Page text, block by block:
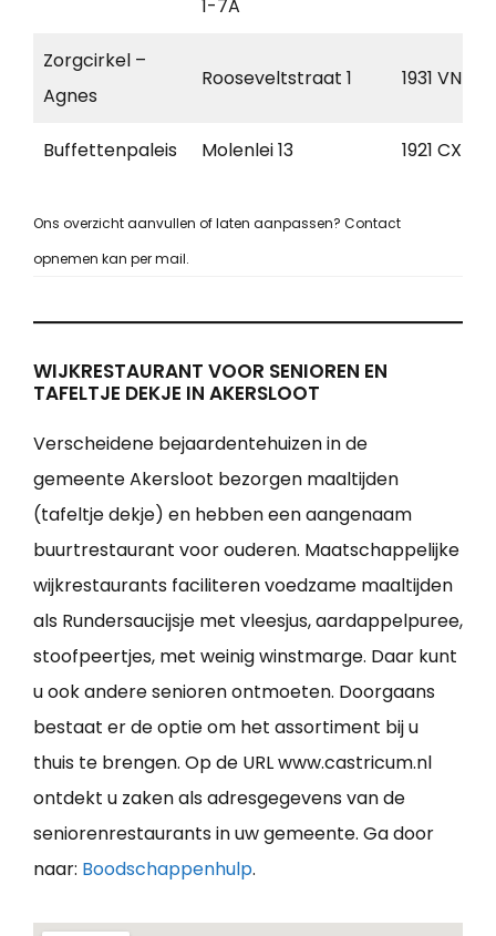
1-7A
Zorgcirkel –
Agnes
Rooseveltstraat 1 1931 VN
Buffettenpaleis Molenlei 13 1921 CX
Ons overzicht aanvullen of laten aanpassen? Contact
opnemen kan per mail.
WIJKRESTAURANT VOOR SENIOREN EN
TAFELTJE DEKJE IN AKERSLOOT
Verscheidene bejaardentehuizen in de
gemeente Akersloot bezorgen maaltijden
(tafeltje dekje) en hebben een aangenaam
buurtrestaurant voor ouderen. Maatschappelijke
wijkrestaurants faciliteren voedzame maaltijden
als Rundersaucijsje met vleesjus, aardappelpuree,
stoofpeertjes, met weinig winstmarge. Daar kunt
u ook andere senioren ontmoeten. Doorgaans
bestaat er de optie om het assortiment bij u
thuis te brengen. Op de URL www.castricum.nl
ontdekt u zaken als adresgegevens van de
seniorenrestaurants in uw gemeente. Ga door
naar: Boodschappenhulp.